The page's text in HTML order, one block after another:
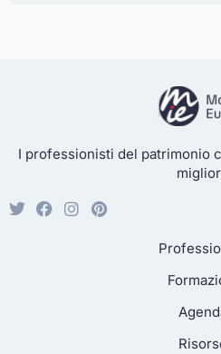
I professionisti del patrimonio